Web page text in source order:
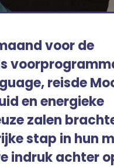
voor de
reisde
en energieke
zalen
stap in hun
indruk achter